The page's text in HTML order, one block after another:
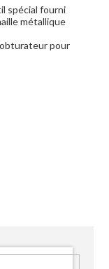
spécial fourni
métallique
pour